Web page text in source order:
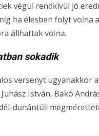
végül rendkívül jó
ha élesben folyt volna
állhattak volna.
sokadik
versenyt ugyanakkor
István, Bakó
dunántúli